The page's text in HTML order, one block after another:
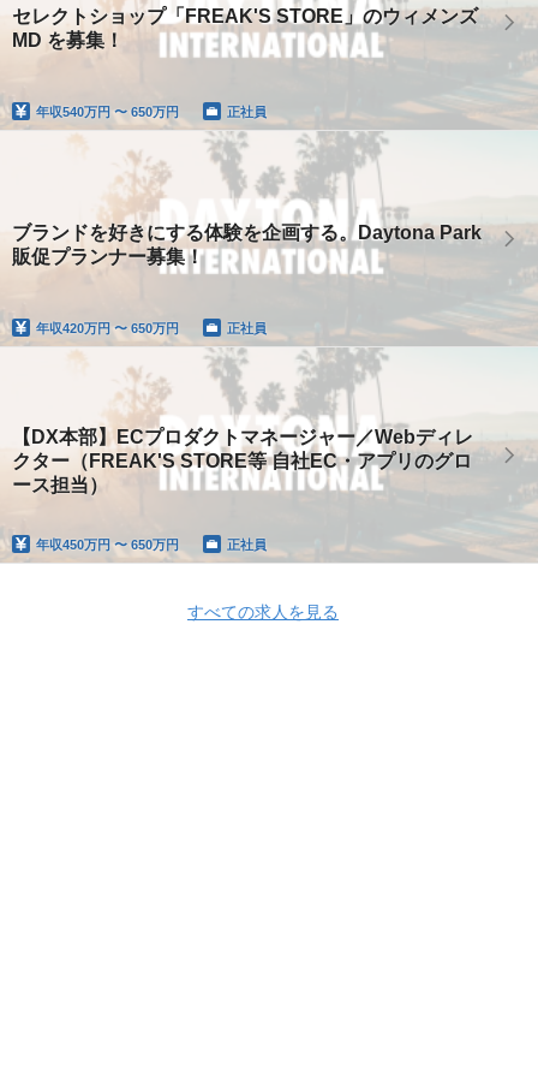
セレクトショップ「FREAK'S STORE」のウィメンズ
MD を募集！
年収540万円 〜 650万円 正社員
ブランドを好きにする体験を企画する。Daytona Park
販促プランナー募集！
年収420万円 〜 650万円 正社員
【DX本部】ECプロダクトマネージャー／Webディレ
クター（FREAK'S STORE等 自社EC・アプリのグロ
ース担当）
年収450万円 〜 650万円 正社員
すべての求人を見る